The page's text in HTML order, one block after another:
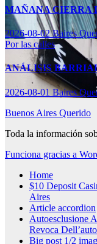
MAÑANA CIERRA
2026-08-02Baires
Por las calles
ANÁLISIS
2026-08-01Baires
Buenos Aires Querido
Toda la información
Funciona gracias a
Home
$10 Deposit
Aires
Article accordion
Autoesclusione
Revoca
Big post 1/2